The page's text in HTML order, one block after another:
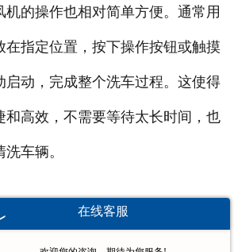
的操作也相对简单方便。通常用
在指定位置，按下操作按钮或触摸
启动，完成整个洗车过程。这使得
和高效，不需要等待太长时间，也
车辆。
机通过高压喷射和气流冲洗的
在线客服